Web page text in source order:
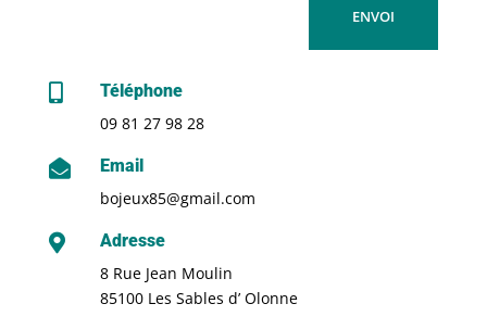
ENVOI

Téléphone
09 81 27 98 28

Email
bojeux85@gmail.com

Adresse
8 Rue Jean Moulin
85100 Les Sables d’ Olonne